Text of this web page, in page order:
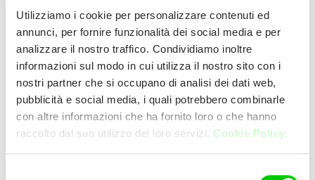
Utilizziamo i cookie per personalizzare contenuti ed
annunci, per fornire funzionalità dei social media e per
analizzare il nostro traffico. Condividiamo inoltre
informazioni sul modo in cui utilizza il nostro sito con i
nostri partner che si occupano di analisi dei dati web,
pubblicità e social media, i quali potrebbero combinarle
con altre informazioni che ha fornito loro o che hanno
raccolto dal suo utilizzo dei loro servizi. Cookie Policy.
Unieuro